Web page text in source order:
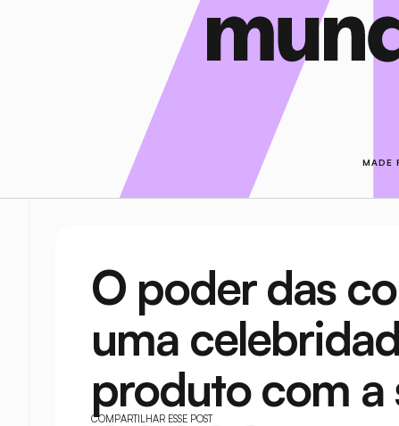
MADE
O poder das
uma
produto com a
COMPARTILHAR ESSE POST